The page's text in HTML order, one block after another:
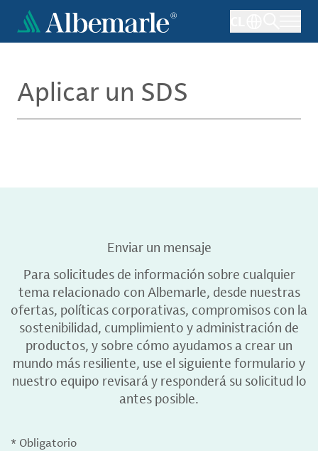
Pasar
contenido
Aplicar un SDS
Enviar un mensaje
Para solicitudes de información sobre cualquier
tema relacionado con Albemarle, desde nuestras
ofertas, políticas corporativas, compromisos con la
sostenibilidad, cumplimiento y administración de
productos, y sobre cómo ayudamos a crear un
mundo más resiliente, use el siguiente formulario y
nuestro equipo revisará y responderá su solicitud lo
antes posible.
* Obligatorio